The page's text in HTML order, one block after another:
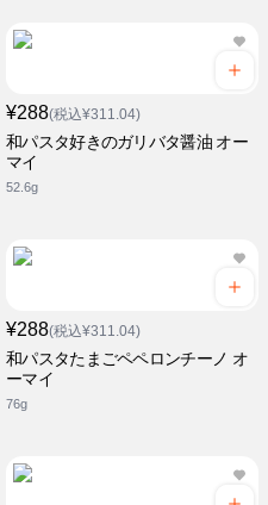
¥288(税込¥311.04)
和パスタ好きのガリバタ醤油 オー
マイ
52.6g
¥288(税込¥311.04)
和パスタたまごペペロンチーノ オ
ーマイ
76g